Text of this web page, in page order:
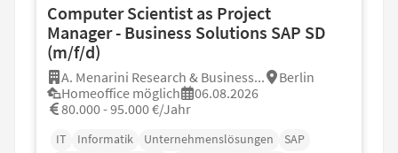
Computer Scientist as Project
Manager - Business Solutions SAP SD
(m/f/d)
A. Menarini Research & Business...
Berlin
Homeoffice möglich
06.08.2026
80.000 - 95.000 €/Jahr
IT Informatik Unternehmenslösungen SAP